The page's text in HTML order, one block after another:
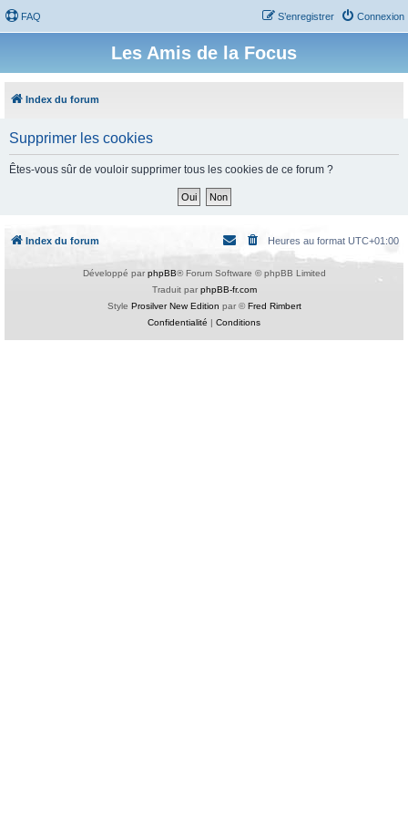
FAQ Connexion
S’enregistrer
Les Amis de la Focus
Index du forum
Supprimer les cookies
Êtes-vous sûr de vouloir supprimer tous les cookies de ce forum ?
Index du forum Heures au format UTC+01:00
Développé par phpBB® Forum Software © phpBB Limited
Traduit par phpBB-fr.com
Style Prosilver New Edition par ©Fred Rimbert
Confidentialité | Conditions